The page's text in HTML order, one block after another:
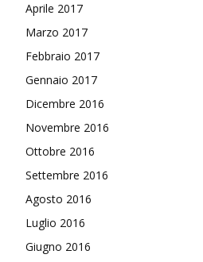
Aprile 2017
Marzo 2017
Febbraio 2017
Gennaio 2017
Dicembre 2016
Novembre 2016
Ottobre 2016
Settembre 2016
Agosto 2016
Luglio 2016
Giugno 2016